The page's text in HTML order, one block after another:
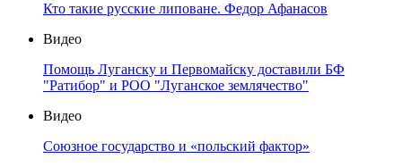
Кто такие русские липоване. Федор Афанасов
Видео
Помощь Луганску и Первомайску доставили БФ
"Ратибор" и РОО "Луганское землячество"
Видео
Союзное государство и «польский фактор»